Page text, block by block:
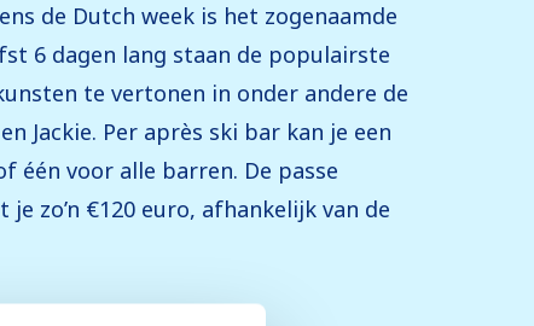
de Dutch week is het zogenaamde
6 dagen lang staan de populairste
te vertonen in onder andere de
Jackie. Per après ski bar kan je een
één voor alle barren. De passe
zo’n €120 euro, afhankelijk van de